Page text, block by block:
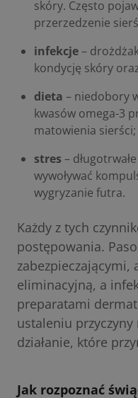
skóry. Często
przerzedzenie
infekcje–
kondycję skóry
dieta – niedobory
kwasów omega-3
matowienia sierści;
stres–
wywoływać
wygryzanie futra.
Każdy z tych
postępowania.
zabezpieczającymi,
eliminacyjną, a
preparatami
ustaleniu
działanie, które
Jak rozpoznać